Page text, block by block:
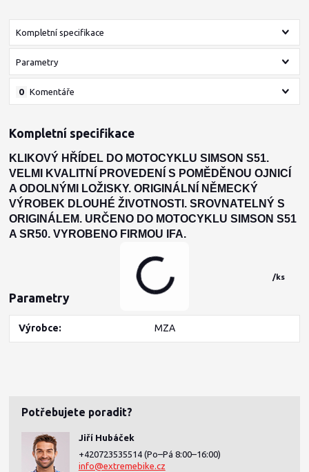
/ks
Kompletní specifikace
Parametry
Komentáře
0
Kompletní specifikace
KLIKOVÝ HŘÍDEL DO MOTOCYKLU SIMSON S51.
VELMI KVALITNÍ PROVEDENÍ S POMĚDĚNOU OJNICÍ
A ODOLNÝMI LOŽISKY. ORIGINÁLNÍ NĚMECKÝ
VÝROBEK DLOUHÉ ŽIVOTNOSTI. SROVNATELNÝ S
ORIGINÁLEM. URČENO DO MOTOCYKLU SIMSON S51
A SR50. VYROBENO FIRMOU IFA.
Parametry
Výrobce MZA
Potřebujete poradit?
Jiří Hubáček
+420723535514 (Po–Pá 8:00–16:00)
info@extremebike.cz